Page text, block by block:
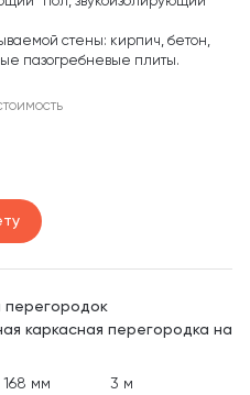
стены: кирпич, бетон,
пазогребневые плиты.
перегородок
каркасная перегородка на
168 мм
3 м